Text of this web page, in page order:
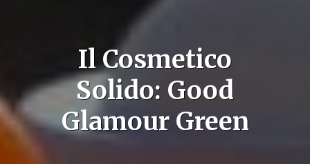
Il Cosmetico
Solido: Good
Glamour Green